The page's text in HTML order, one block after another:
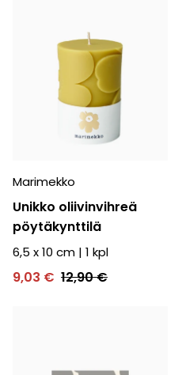
Marimekko
Unikko oliivinvihreä
pöytäkynttilä
6,5 x 10 cm | 1 kpl
9,03 € 12,90 €